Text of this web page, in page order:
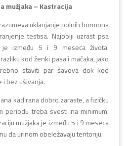
mužjaka – Kastracija
uklanjanje polnih hormona
testisa. Najbolji uzrast psa
je između 5 i 9 meseca života.
kod ženki pasa i mačaka, jako
staviti par šavova dok kod
i bez ušivanja.
kad rana dobro zaraste, a fizičku
periodu treba svesti na minimum.
mužjaka je između 5 i 9 meseca
da urinom obeležavaju teritoriju.